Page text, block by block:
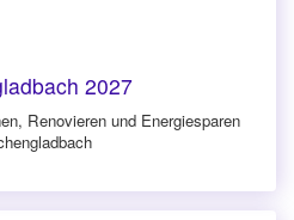
2027
Renovieren und Energiesparen